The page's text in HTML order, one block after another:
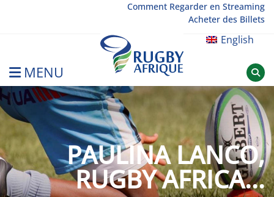
Comment Regarder en Streaming
Acheter des Billets
English
MENU
Rugby Afrique
PAULINA LANCO,
RUGBY AFRICA...